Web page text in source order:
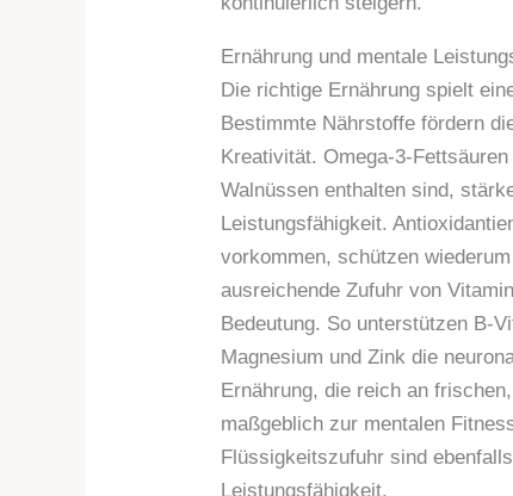
Ernährung und mentale
Die richtige Ernährung spielt
Bestimmte Nährstoffe fördern
Kreativität. Omega-3-
Walnüssen enthalten sind,
Leistungsfähigkeit.
vorkommen, schützen
ausreichende Zufuhr von
Bedeutung. So unterstützen B-
Magnesium und Zink die
Ernährung, die reich an
maßgeblich zur mentalen
Flüssigkeitszufuhr sind
Leistungsfähigkeit.